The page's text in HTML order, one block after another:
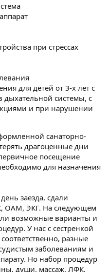
при стрессах
для детей от 3-х лет с
дыхательной системы, с
и при нарушении
санаторно-
драгоценные дни
посещение
для назначения
заезда, сдали
ОАМ, ЭКГ. На следующем
возможные варианты и
У нас с сестренкой
разные
заболеваниям и
Но набор процедур
души, массаж, ЛФК,